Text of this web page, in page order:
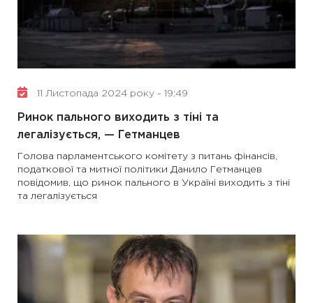
11 Листопада 2024 року - 19:49
Ринок пального виходить з тіні та
легалізується, — Гетманцев
Голова парламентського комітету з питань фінансів,
податкової та митної політики Данило Гетманцев
повідомив, що ринок пального в Україні виходить з тіні
та легалізується